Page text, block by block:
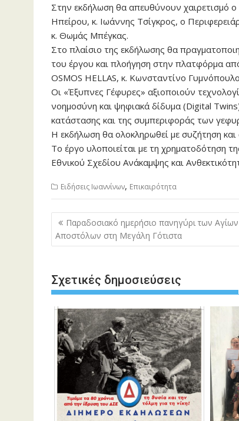
Στην εκδήλωση θα απευθύνουν χαιρετισμό
Ηπείρου, κ. Ιωάννης Τσίγκρος, ο
κ. Θωμάς Μπέγκας.
Στο πλαίσιο της εκδήλωσης θα
του έργου και πλοήγηση στην πλατφόρμα
OSMOS HELLAS, κ. Κωνσταντίνο
Οι «Έξυπνες Γέφυρες» αξιοποιούν
νοημοσύνη και ψηφιακά δίδυμα (Digital
κατάστασης και της συμπεριφοράς των
Η εκδήλωση θα ολοκληρωθεί με συζήτηση
Το έργο υλοποιείται με τη χρηματοδότηση
Εθνικού Σχεδίου Ανάκαμψης και
Ειδήσεις Ιωαννίνων, Επικαιρότητα
Πλοήγηση
άρθρων
Παραδοσιακό ημερήσιο πανηγύρι των Αγίων
Αποστόλων στη Μεγάλη Γότιστα
Σχετικές δημοσιεύσεις